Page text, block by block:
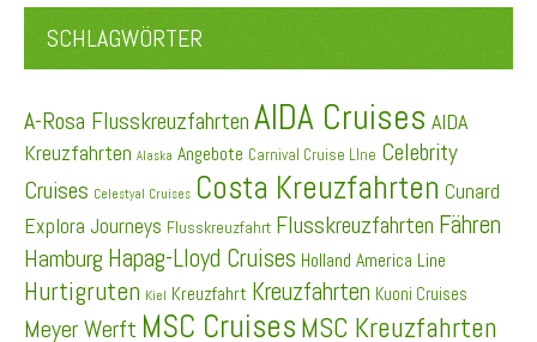
SCHLAGWÖRTER
A-Rosa Flusskreuzfahrten AIDA Cruises AIDA
Kreuzfahrten Alaska Angebote Carnival Cruise LIne Celebrity
Cruises Celestyal Cruises Costa Kreuzfahrten Cunard
Explora Journeys Flusskreuzfahrt Flusskreuzfahrten Fähren
Hamburg Hapag-Lloyd Cruises Holland America Line
Hurtigruten Kiel Kreuzfahrt Kreuzfahrten Kuoni Cruises
Meyer Werft MSC Cruises MSC Kreuzfahrten